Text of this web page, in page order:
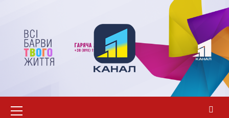
вмісту
меню